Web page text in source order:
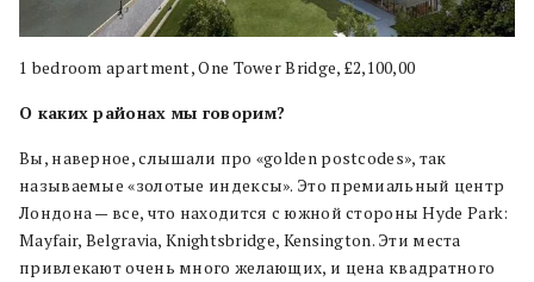
1 bedroom apartment, One Tower Bridge, £2,100,00
О каких районах мы говорим?
Вы, наверное, слышали про «golden postcodes», так
называемые «золотые индексы». Это премиальный центр
Лондона — все, что находится с южной стороны Hyde Park:
Mayfair, Belgravia, Knightsbridge, Kensington. Эти места
привлекают очень много желающих, и цена квадратного